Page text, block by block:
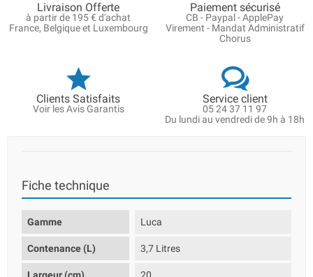
Livraison Offerte
à partir de 195 € d'achat
France, Belgique et Luxembourg
Paiement sécurisé
CB - Paypal - ApplePay
Virement - Mandat Administratif
Chorus
Clients Satisfaits
Voir les Avis Garantis
Service client
05 24 37 11 97
Du lundi au vendredi de 9h à 18h
Fiche technique
Gamme Luca
Contenance (L) 3,7 Litres